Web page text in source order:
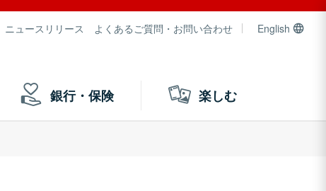
ニュースリリース よくあるご質問・お問い合わせ English
銀行・保険 楽しむ